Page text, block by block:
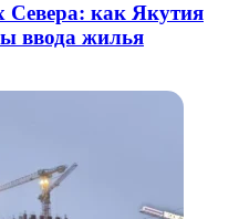
Севера: как Якутия
ввода жилья